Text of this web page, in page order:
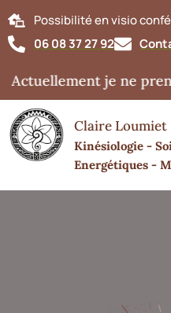
Possibilité en visio
06 08 37 27 92
je ne
Claire Loumiet
Kinésiologie -
Energétiques -